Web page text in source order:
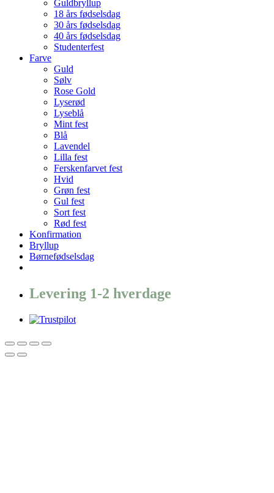
Guldbryllup
18 års fødselsdag
30 års fødselsdag
40 års fødselsdag
Studenterfest
Farve
Guld
Sølv
Rose Gold
Lyserød
Lyseblå
Mint fest
Blå
Lavendel
Lilla fest
Ferskenfarvet fest
Hvid
Grøn fest
Gul fest
Sort fest
Rød fest
Konfirmation
Bryllup
Børnefødselsdag
Levering 1-2 hverdage